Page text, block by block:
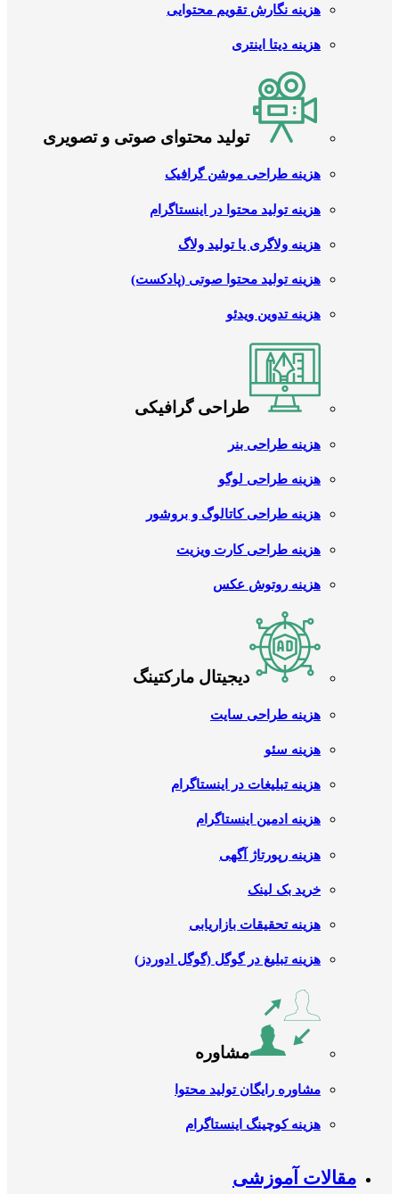
هزینه نگارش تقویم محتوایی
هزینه دیتا اینتری
تولید محتوای صوتی و تصویری
هزینه طراحی موشن گرافیک
هزینه تولید محتوا در اینستاگرام
هزینه ولاگری یا تولید ولاگ
هزینه تولید محتوا صوتی (پادکست)
هزینه تدوین ویدئو
طراحی گرافیکی
هزینه طراحی بنر
هزینه طراحی لوگو
هزینه طراحی کاتالوگ و بروشور
هزینه طراحی کارت ویزیت
هزینه روتوش عکس
دیجیتال مارکتینگ
هزینه طراحی سایت
هزینه سئو
هزینه تبلیغات در اینستاگرام
هزینه ادمین اینستاگرام
هزینه رپورتاژ آگهی
خرید بک لینک
هزینه تحقیقات بازاریابی
هزینه تبلیغ در گوگل (گوگل ادوردز)
مشاوره
مشاوره رایگان تولید محتوا
هزینه کوچینگ اینستاگرام
مقالات آموزشی